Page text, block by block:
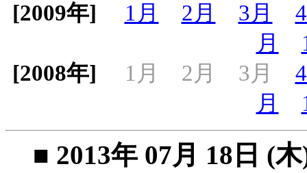
[2009年]
1月 2月 3月
月
[2008年]
1月 2月 3月
月
■ 2013年 07月 18日 (